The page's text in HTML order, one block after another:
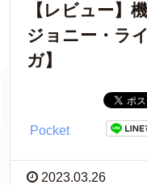
【レビュー】
ジョニー・ラ
ガ】
Pocket
2023.03.26